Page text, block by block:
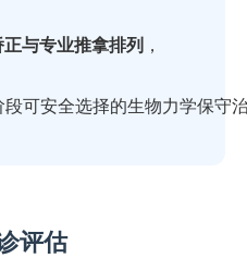
与专业推拿排列 ，
可安全选择的生物力学保守
评估